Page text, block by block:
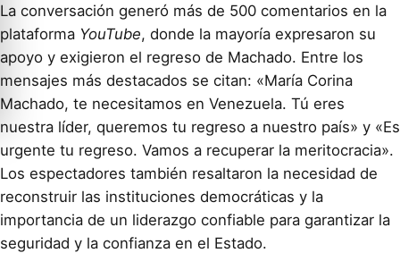
La conversación generó más de 500 comentarios en la
plataforma YouTube, donde la mayoría expresaron su
apoyo y exigieron el regreso de Machado. Entre los
mensajes más destacados se citan: «María Corina
Machado, te necesitamos en Venezuela. Tú eres
nuestra líder, queremos tu regreso a nuestro país» y «Es
urgente tu regreso. Vamos a recuperar la meritocracia».
Los espectadores también resaltaron la necesidad de
reconstruir las instituciones democráticas y la
importancia de un liderazgo confiable para garantizar la
seguridad y la confianza en el Estado.